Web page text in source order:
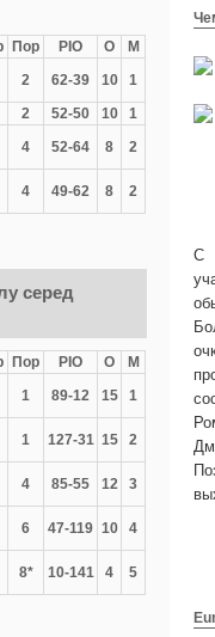
Пор РІО О
М
2 62-39 10
1
2 52-50 10
1
4 52-64 8
2
4 49-62 8 2
серед
Пор РІО О
М
1 89-12 15
1
1 127-31 15
2
4 85-55 12
3
6 47-119 10
4
8* 10-141 4 5
С